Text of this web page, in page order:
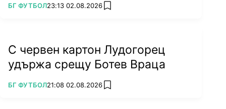
ПОВЕЧЕ ОТ
БГ ФУТБОЛ23:13 02.08.2026 add favorites
С червен картон Лудогорец
удържа срещу Ботев Враца
ПОВЕЧЕ ОТ
БГ ФУТБОЛ21:08 02.08.2026 add favorites